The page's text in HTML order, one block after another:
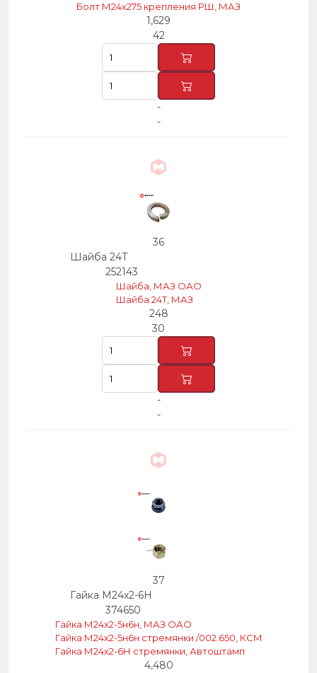
Болт М24х275 крепления РШ, МАЗ
1,629
42
-
-
36
Шайба 24Т
252143
Шайба, МАЗ ОАО
Шайба 24Т, МАЗ
248
30
-
-
37
Гайка М24х2-6Н
374650
Гайка М24х2-5н6н, МАЗ ОАО
Гайка М24х2-5н6н стремянки /002.650, КСМ
Гайка М24х2-6Н стремянки, Автоштамп
4,480